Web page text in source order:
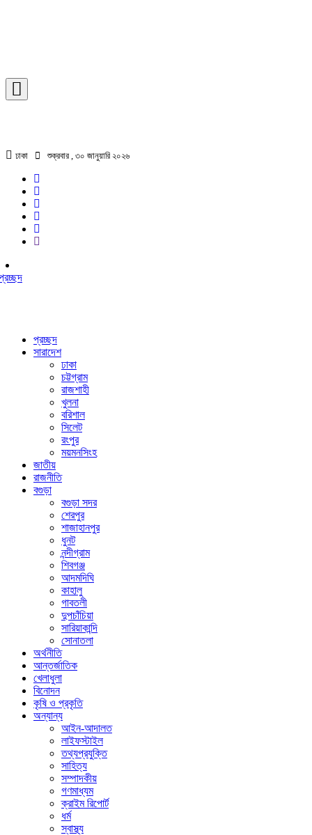
ঢাকা শুক্রবার , ৩০ জানুয়ারি ২০২৬
প্রচ্ছদ
সারাদেশ
ঢাকা
চট্টগ্রাম
রাজশাহী
খুলনা
বরিশাল
সিলেট
রংপুর
ময়মনসিংহ
জাতীয়
রাজনীতি
বগুড়া
বগুড়া সদর
শেরপুর
শাজাহানপুর
ধুনট
নন্দীগ্রাম
শিবগঞ্জ
আদমদিঘি
কাহালু
গাবতলী
দুপচাঁচিয়া
সারিয়াকান্দি
সোনাতলা
অর্থনীতি
আন্তর্জাতিক
খেলাধুলা
বিনোদন
কৃষি ও প্রকৃতি
অন্যান্য
আইন-আদালত
লাইফস্টাইল
তথ্যপ্রযুক্তি
সাহিত্য
সম্পাদকীয়
গণমাধ্যম
ক্রাইম রিপোর্ট
ধর্ম
স্বাস্থ্য